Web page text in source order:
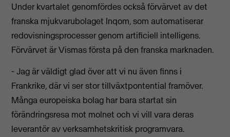
Under kvartalet genomfördes också förvärvet av det
franska mjukvarubolaget Inqom, som automatiserar
redovisningsprocesser genom artificiell intelligens.
Förvärvet är Vismas första på den franska marknaden.
- Jag är väldigt glad över att vi nu även finns i
Frankrike, där vi ser stor tillväxtpontential framöver.
Många europeiska bolag har bara startat sin
förändringsresa mot molnet och vi vill vara deras
leverantör av verksamhetskritisk programvara.